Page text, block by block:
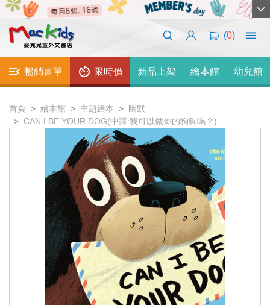
(0)
暢銷書單 限時價 新品上架 繪本館 幼兒館
首頁 繪本館 主題繪本
幽默
CAN I BE YOUR DOG(中譯:我可以做你的狗狗嗎？)